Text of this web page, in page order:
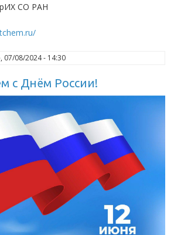
СО РАН
07/08/2024 - 14:30
с Днём России!